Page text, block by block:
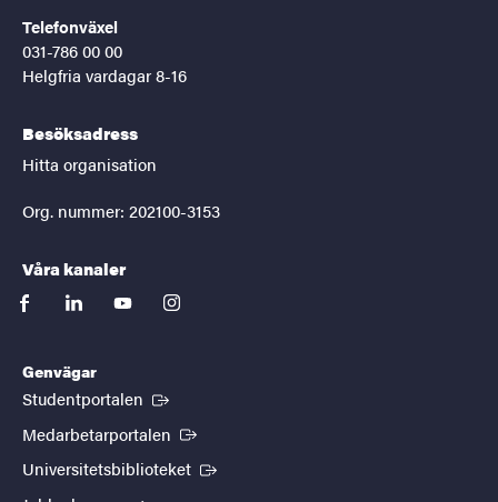
Telefonväxel
031-786 00 00
Helgfria vardagar 8-16
Besöksadress
Hitta organisation
Org. nummer: 202100-3153
Våra kanaler
facebooklinkedinyoutubeinstagram
Genvägar
Studentportalen (Extern länk)
Medarbetarportalen (Extern länk)
Universitetsbiblioteket (Extern länk)